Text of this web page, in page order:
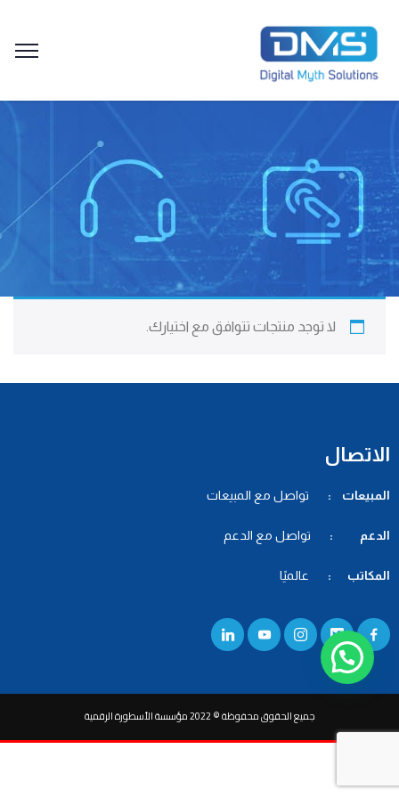
لا توجد منتجات تتوافق مع اختيارك.
الاتصال
المبيعات : تواصل مع المبيعات
الدعم : تواصل مع الدعم
المكاتب : عالميًا
جميع الحقوق محفوظة © 2022 مؤسسة الأسطورة الرقمية